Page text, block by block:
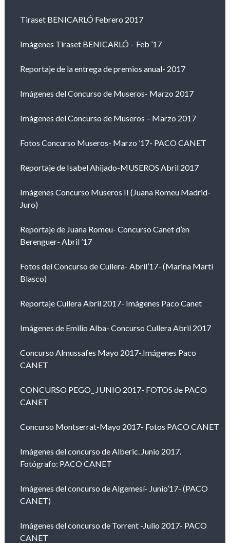
Tiraset BENICARLÓ Febrero 2017
Imágenes Tiraset BENICARLÓ – Feb ’17
Reportaje de la entrega de premios anual- 2017
Imágenes del Concurso de Museros- Marzo 2017
Imágenes del Concurso de Museros – Marzo 2017
Fotos Concurso Museros- Marzo ’17- PACO CANET
Reportaje de Isabel Ahijado-MUSEROS Abril 2017
Imágenes Concurso Museros II (Juana Romeu Madrid-
Juro)
Reportaje de Juana Romeu- Concurso Canet d’en
Berenguer- Abril ’17
Fotos del Concurso de Cullera- Abril’17- (Marina Martí
Blasco)
Reportaje Cullera Abril 2017- Imágenes Paco Canet
Imágenes de Emilio Alba- Concurso Cullera Abril 2017
Concurso Almussafes Mayo 2017-.Imágenes Paco
CANET
CONCURSO PEGO_ JUNIO 2017- FOTOS de PACO
CANET
Concurso Montserrat-Mayo 2017- Fotos PACO CANET
Imágenes del concurso de Alberic. Junio 2017.
Fotógrafo: PACO CANET
Imágenes del concurso de Algemesí- Junio’17- (PACO
CANET)
Imágenes del concurso de Torrent -Julio 2017- PACO
CANET